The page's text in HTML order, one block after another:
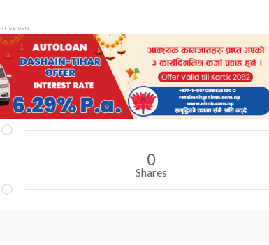
0
Shares